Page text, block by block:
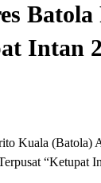
Intan
Kuala (Batola)
“Ketupat